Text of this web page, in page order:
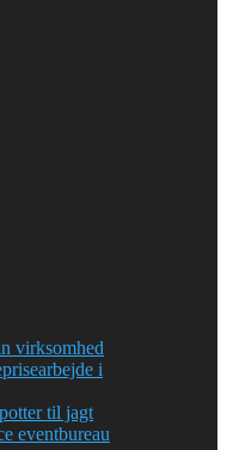
virksomhed
i
til jagt
eventbureau